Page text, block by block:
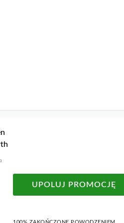
UPOLUJ PROMOCJĘ